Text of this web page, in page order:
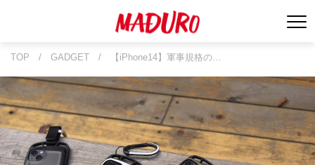
TOP / GADGET / 【iPhone14】軍事規格の…